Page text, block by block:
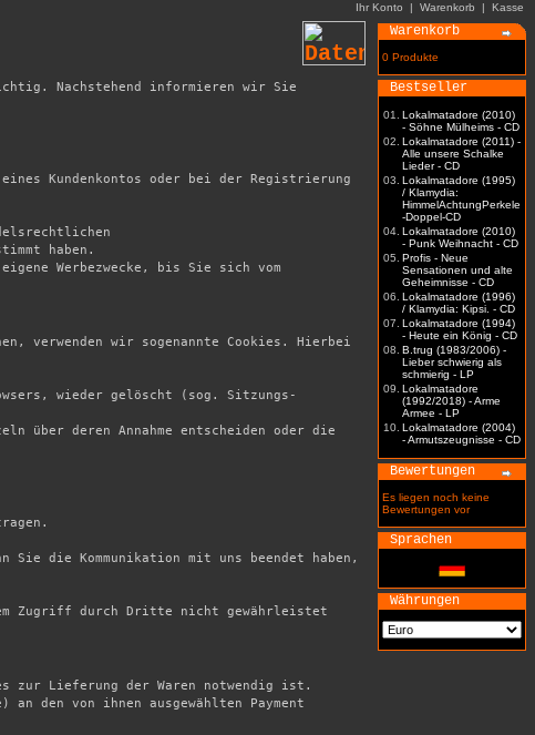
Ihr Konto | Warenkorb | Kasse
Nachstehend informieren wir Sie
Kundenkontos oder bei der Registrierung
haben.
Werbezwecke, bis Sie sich vom
verwenden wir sogenannte Cookies. Hierbei
wieder gelöscht (sog. Sitzungs-
über deren Annahme entscheiden oder die
die Kommunikation mit uns beendet haben,
Zugriff durch Dritte nicht gewährleistet
zur Lieferung der Waren notwendig ist.
an den von ihnen ausgewählten Payment
Warenkorb
0 Produkte
Bestseller
01.
Lokalmatadore (2010)
- Söhne Mülheims - CD
02. Lokalmatadore (2011) -
Alle unsere Schalke
Lieder - CD
03. Lokalmatadore (1995)
/ Klamydia:
HimmelAchtungPerkele
-Doppel-CD
04. Lokalmatadore (2010)
- Punk Weihnacht - CD
05. Profis - Neue
Sensationen und alte
Geheimnisse - CD
06. Lokalmatadore (1996)
/ Klamydia: Kipsi. - CD
07. Lokalmatadore (1994)
- Heute ein König - CD
08. B.trug (1983/2006) -
Lieber schwierig als
schmierig - LP
09. Lokalmatadore
(1992/2018) - Arme
Armee - LP
10. Lokalmatadore (2004)
- Armutszeugnisse - CD
Bewertungen
Es liegen noch keine
Bewertungen vor
Sprachen
Währungen